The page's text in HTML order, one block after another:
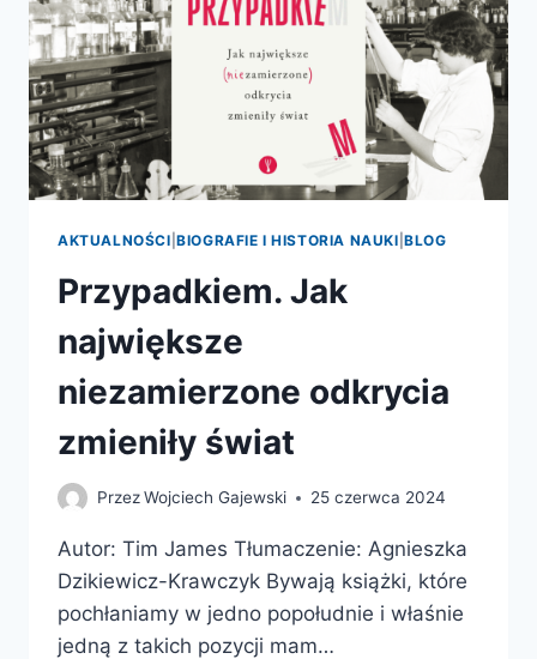
AKTUALNOŚCI |BIOGRAFIE I HISTORIA NAUKI |BLOG
Przypadkiem. Jak
największe
niezamierzone odkrycia
zmieniły świat
PrzezWojciech Gajewski 25 czerwca 2024
Autor: Tim James Tłumaczenie: Agnieszka
Dzikiewicz-Krawczyk Bywają książki, które
pochłaniamy w jedno popołudnie i właśnie
jedną z takich pozycji mam…